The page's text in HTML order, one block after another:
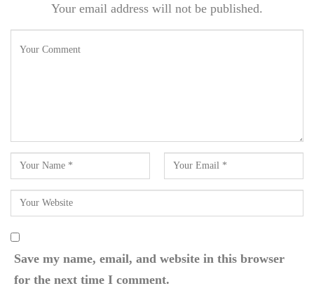
Your email address will not be published.
Save my name, email, and website in this browser
for the next time I comment.